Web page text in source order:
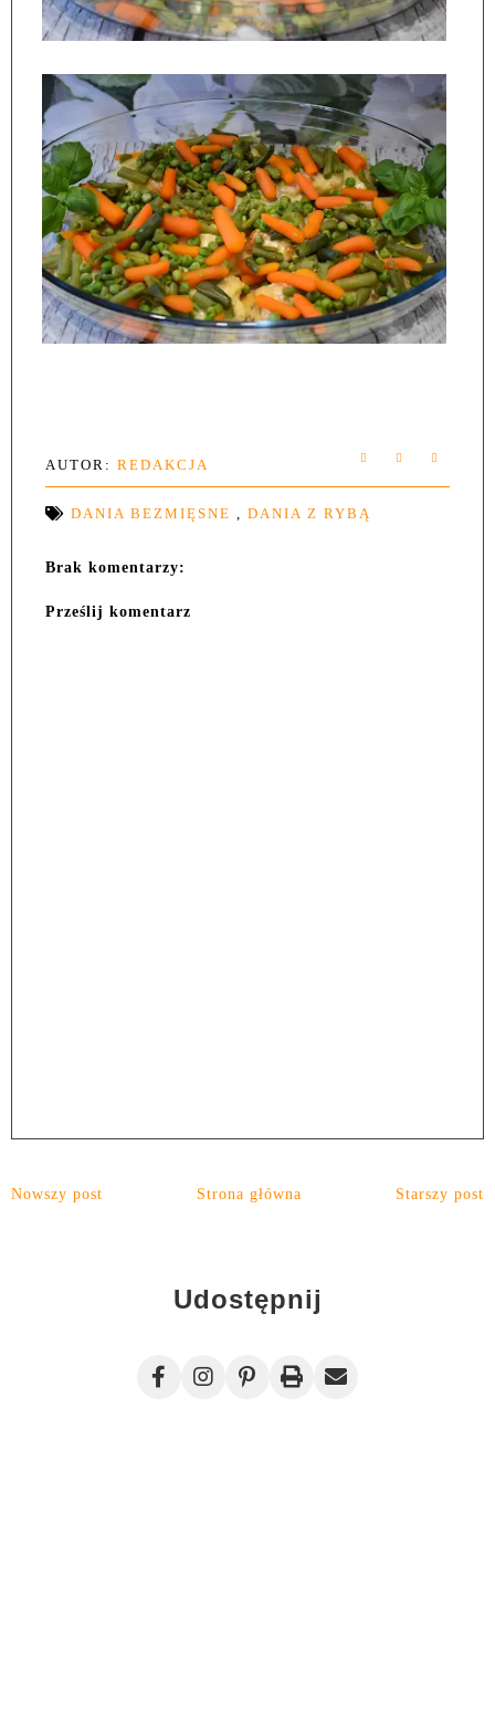
AUTOR: REDAKCJA
DANIA BEZMIĘSNE DANIA Z RYBĄ
Brak komentarzy:
Prześlij komentarz
Nowszy post Starszy post
Strona główna
Udostępnij